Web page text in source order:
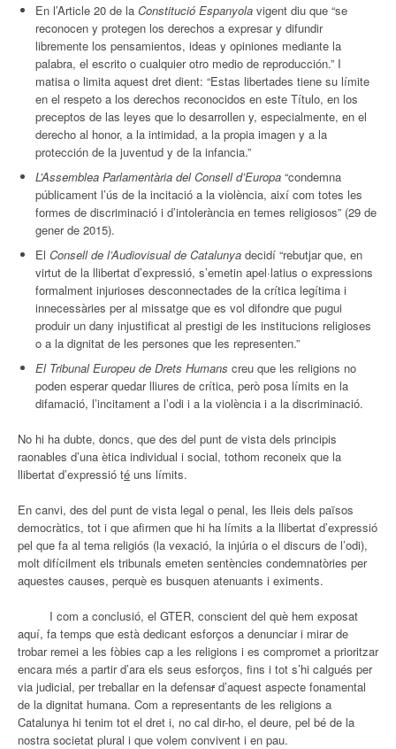
En l’Article 20 de la Constitució Espanyola vigent diu que “se
reconocen y protegen los derechos a expresar y difundir
libremente los pensamientos, ideas y opiniones mediante la
palabra, el escrito o cualquier otro medio de reproducción.” I
matisa o limita aquest dret dient: “Estas libertades tiene su límite
en el respeto a los derechos reconocidos en este Título, en los
preceptos de las leyes que lo desarrollen y, especialmente, en el
derecho al honor, a la intimidad, a la propia imagen y a la
protección de la juventud y de la infancia.”
L’Assemblea Parlamentària del Consell d’Europa “condemna
públicament l’ús de la incitació a la violència, així com totes les
formes de discriminació i d’intolerància en temes religiosos” (29 de
gener de 2015).
El Consell de l’Audiovisual de Catalunya decidí “rebutjar que, en
virtut de la llibertat d’expressió, s’emetin apel·latius o expressions
formalment injurioses desconnectades de la crítica legítima i
innecessàries per al missatge que es vol difondre que pugui
produir un dany injustificat al prestigi de les institucions religioses
o a la dignitat de les persones que les representen.”
El Tribunal Europeu de Drets Humans creu que les religions no
poden esperar quedar lliures de crítica, però posa límits en la
difamació, l’incitament a l’odi i a la violència i a la discriminació.
No hi ha dubte, doncs, que des del punt de vista dels principis
raonables d’una ètica individual i social, tothom reconeix que la
llibertat d’expressió té uns límits.
En canvi, des del punt de vista legal o penal, les lleis dels països
democràtics, tot i que afirmen que hi ha límits a la llibertat d’expressió
pel que fa al tema religiós (la vexació, la injúria o el discurs de l’odi),
molt difícilment els tribunals emeten sentències condemnatòries per
aquestes causes, perquè es busquen atenuants i eximents.
I com a conclusió, el GTER, conscient del què hem exposat
aquí, fa temps que està dedicant esforços a denunciar i mirar de
trobar remei a les fòbies cap a les religions i es compromet a prioritzar
encara més a partir d’ara els seus esforços, fins i tot s’hi calgués per
via judicial, per treballar en la defensard’aquest aspecte fonamental
de la dignitat humana. Com a representants de les religions a
Catalunya hi tenim tot el dret i, no cal dir-ho, el deure, pel bé de la
nostra societat plural i que volem convivent i en pau.